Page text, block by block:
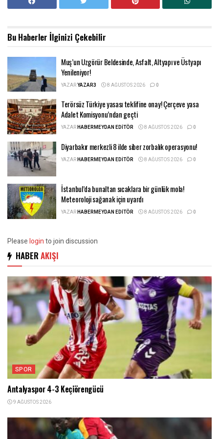
Bu Haberler İlginizi Çekebilir
Muş’un Uzgörür Beldesinde, Asfalt, Altyapı ve Üstyapı
Yenileniyor!
YAZARYAZAR3 8 AĞUSTOS 2026 0
Terörsüz Türkiye yasası teklifine onay! Çerçeve yasa
Adalet Komisyonu’ndan geçti
YAZARHABERMEYDAN EDITÖR 8 AĞUSTOS 2026 0
Diyarbakır merkezli 8 ilde siber zorbalık operasyonu!
YAZARHABERMEYDAN EDITÖR 8 AĞUSTOS 2026 0
İstanbul’da bunaltan sıcaklara bir günlük mola!
Meteoroloji sağanak için uyardı
YAZARHABERMEYDAN EDITÖR 8 AĞUSTOS 2026 0
Pleaseloginto join discussion
HABER AKIŞI
SPOR
Antalyaspor 4-3 Keçiörengücü
9 AĞUSTOS 2026